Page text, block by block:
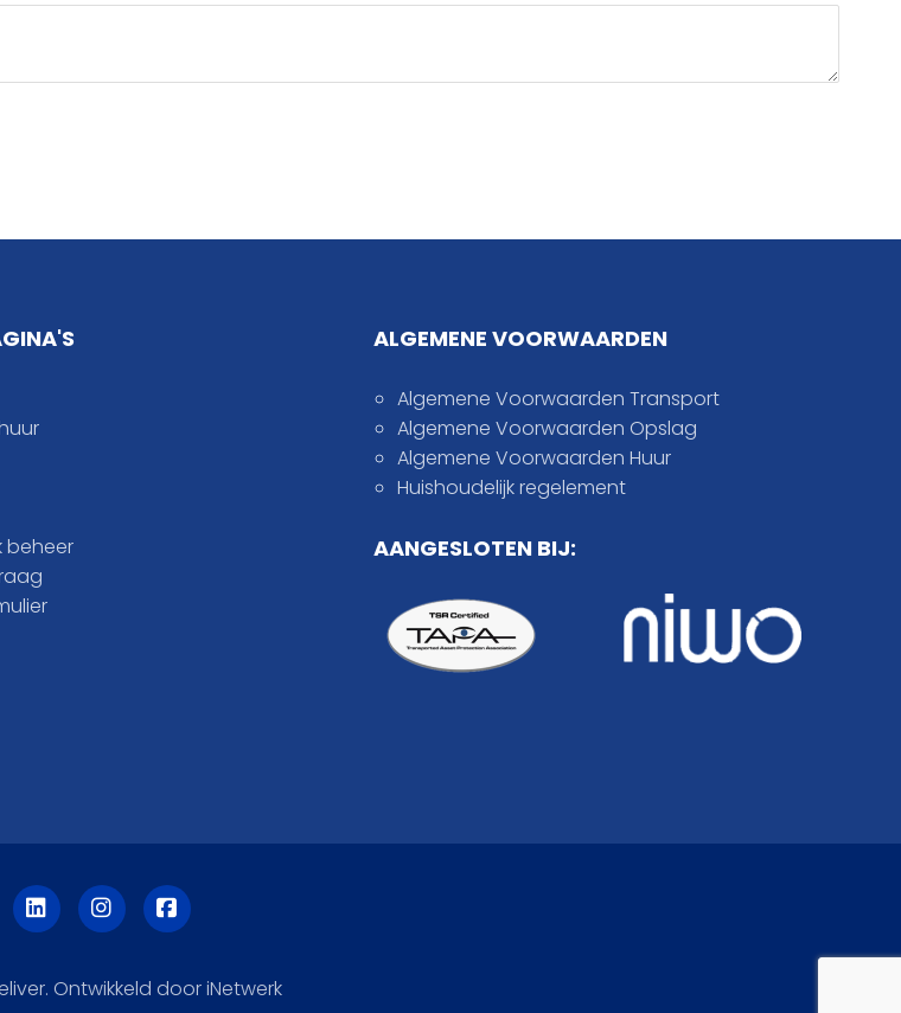
beheer
ALGEMENE VOORWAARDEN
Algemene Voorwaarden Transport
Algemene Voorwaarden Opslag
Algemene Voorwaarden Huur
Huishoudelijk regelement
AANGESLOTEN BIJ:
Ontwikkeld door iNetwerk